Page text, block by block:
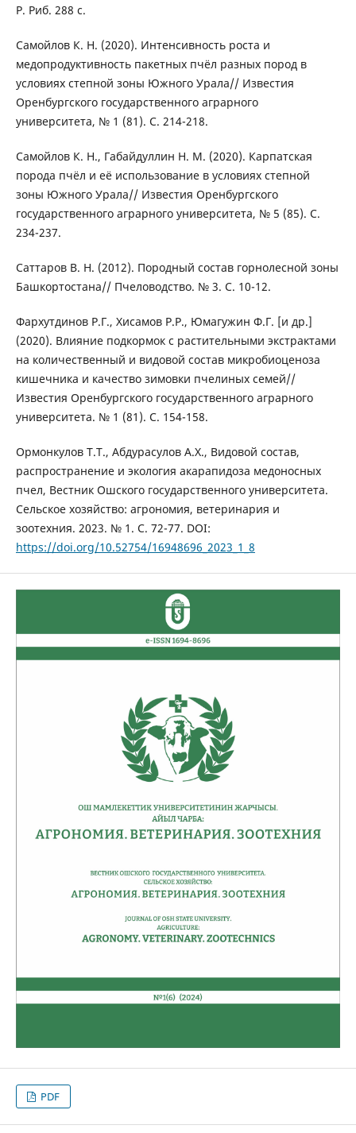
Р. Риб. 288 с.
Самойлов К. Н. (2020). Интенсивность роста и
медопродуктивность пакетных пчёл разных пород в
условиях степной зоны Южного Урала// Известия
Оренбургского государственного аграрного
университета, № 1 (81). С. 214-218.
Самойлов К. Н., Габайдуллин Н. М. (2020). Карпатская
порода пчёл и её использование в условиях степной
зоны Южного Урала// Известия Оренбургского
государственного аграрного университета, № 5 (85). С.
234-237.
Саттаров В. Н. (2012). Породный состав горнолесной зоны
Башкортостана// Пчеловодство. № 3. С. 10-12.
Фархутдинов Р.Г., Хисамов Р.Р., Юмагужин Ф.Г. [и др.]
(2020). Влияние подкормок с растительными экстрактами
на количественный и видовой состав микробиоценоза
кишечника и качество зимовки пчелиных семей//
Известия Оренбургского государственного аграрного
университета. № 1 (81). С. 154-158.
Ормонкулов Т.Т., Абдурасулов А.Х., Видовой состав,
распространение и экология акарапидоза медоносных
пчел, Вестник Ошского государственного университета.
Сельское хозяйство: агрономия, ветеринария и
зоотехния. 2023. № 1. С. 72-77. DOI:
https://doi.org/10.52754/16948696_2023_1_8
PDF